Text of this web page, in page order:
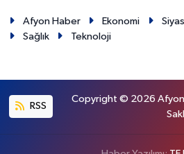
Afyon Haber Ekonomi
Sağlık
Teknoloji
RSS
Copyright © 2026 Afyon